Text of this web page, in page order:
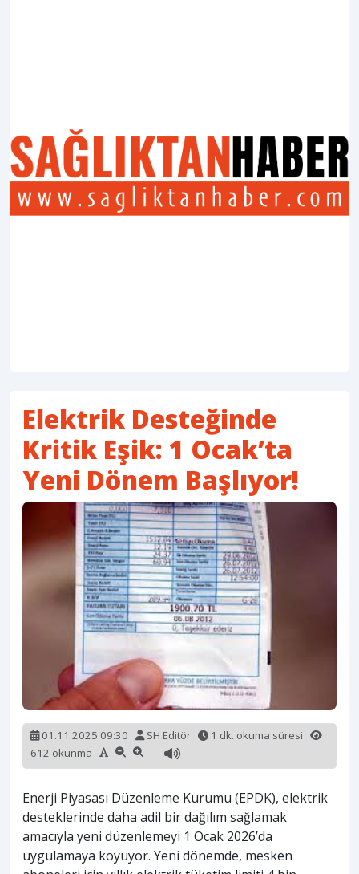
Elektrik Desteğinde
Kritik Eşik: 1 Ocak’ta
Yeni Dönem Başlıyor!
01.11.2025 09:30 SH Editör
1 dk. okuma süresi
612 okunma
Enerji Piyasası Düzenleme Kurumu (EPDK), elektrik
desteklerinde daha adil bir dağılım sağlamak
amacıyla yeni düzenlemeyi 1 Ocak 2026’da
uygulamaya koyuyor. Yeni dönemde, mesken